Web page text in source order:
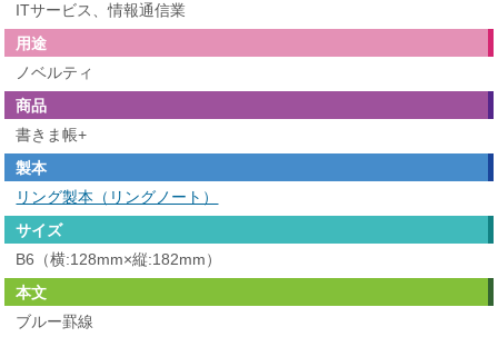
ITサービス、情報通信業
用途
ノベルティ
商品
書きま帳+
製本
リング製本（リングノート）
サイズ
B6（横:128mm×縦:182mm）
本文
ブルー罫線